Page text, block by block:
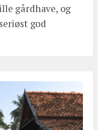
gårdhave, og
god